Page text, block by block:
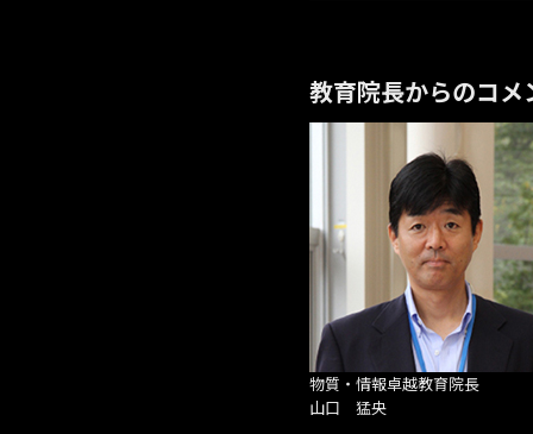
教育院長からのコメ
物質・情報卓越教育院長
山口 猛央